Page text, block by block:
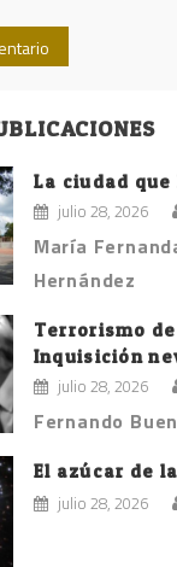
La ciudad
julio 28, 2026
María
Hernández
Terrorismo
Inquisición
julio 28, 2026
Fernando
El azúcar de
julio 28, 2026